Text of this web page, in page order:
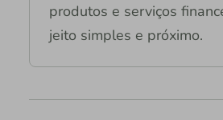
produtos e serviços
jeito simples e próximo.